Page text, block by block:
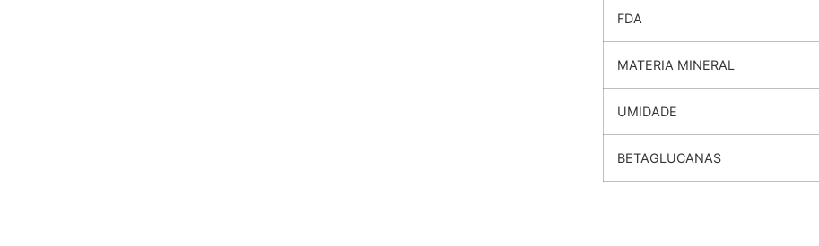
FDA
MATERIA MINERAL
UMIDADE
BETAGLUCANAS